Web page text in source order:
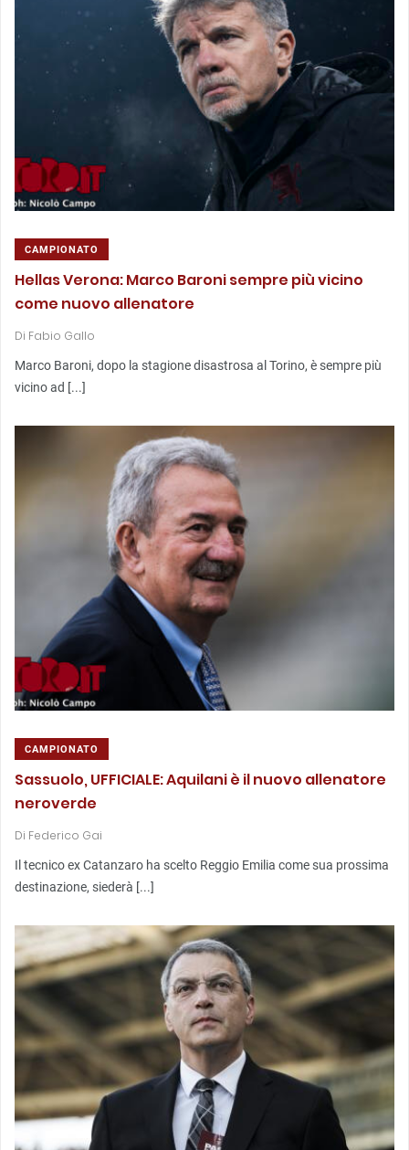
CAMPIONATO
Hellas Verona: Marco Baroni sempre più vicino
come nuovo allenatore
Di Fabio Gallo
Marco Baroni, dopo la stagione disastrosa al Torino, è sempre più
vicino ad [...]
CAMPIONATO
Sassuolo, UFFICIALE: Aquilani è il nuovo allenatore
neroverde
Di Federico Gai
Il tecnico ex Catanzaro ha scelto Reggio Emilia come sua prossima
destinazione, siederà [...]